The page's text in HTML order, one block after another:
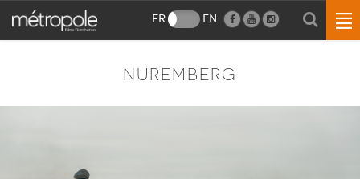
FR EN
NUREMBERG